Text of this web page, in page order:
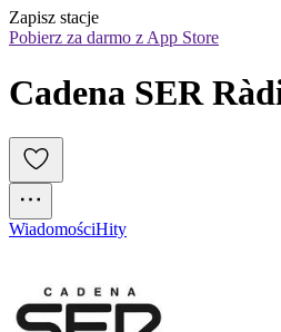
Zapisz stacje
Pobierz za darmo z App Store
Cadena SER
WiadomościHity